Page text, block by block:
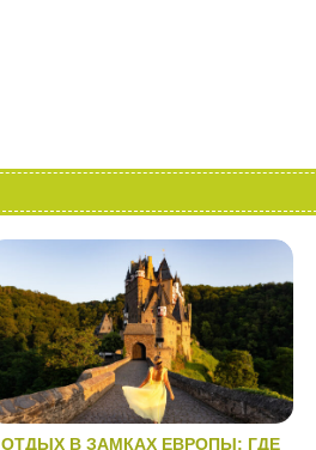
ОТДЫХ В ЗАМКАХ ЕВРОПЫ: ГДЕ